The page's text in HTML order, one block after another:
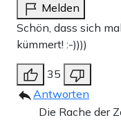
Melden
Schön, dass sich
kümmert! :-))))
35
Antworten
Die Rache der